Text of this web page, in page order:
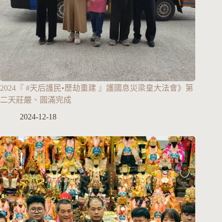
2024『 #天后護民•歷劫重建 』護國息災梁皇大法會》第
二天莊嚴、圓滿完成
2024-12-18